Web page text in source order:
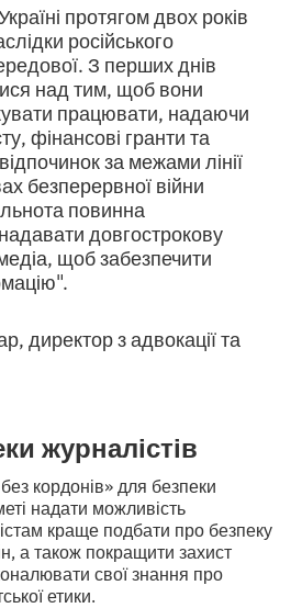
протягом двох років
російського
З перших днів
над тим, щоб вони
працювати, надаючи
фінансові гранти та
за межами лінії
безперервної війни
повинна
довгострокову
щоб забезпечити
директор з адвокації та
журналістів
кордонів» для безпеки
надати можливість
краще подбати про безпеку
а також покращити захист
свої знання про
етики.